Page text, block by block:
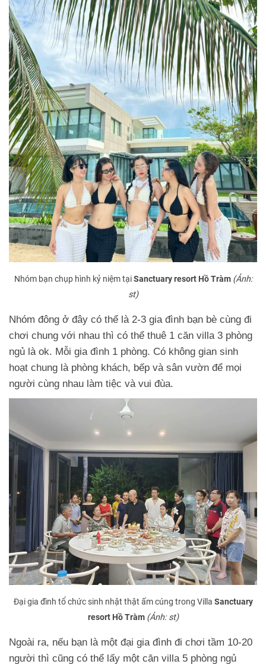
Nhóm bạn chụp hình kỷ niệm tạiSanctuary resort Hồ Tràm (Ảnh:
st)
Nhóm đông ở đây có thể là 2-3 gia đình bạn bè cùng đi
chơi chung với nhau thì có thể thuê 1 căn villa 3 phòng
ngủ là ok. Mỗi gia đình 1 phòng. Có không gian sinh
hoạt chung là phòng khách, bếp và sân vườn để mọi
người cùng nhau làm tiệc và vui đùa.
Đại gia đình tổ chức sinh nhật thật ấm cúng trong Villa Sanctuary
resort Hồ Tràm (Ảnh: st)
Ngoài ra, nếu bạn là một đại gia đình đi chơi tầm 10-20
người thì cũng có thể lấy một căn villa 5 phòng ngủ